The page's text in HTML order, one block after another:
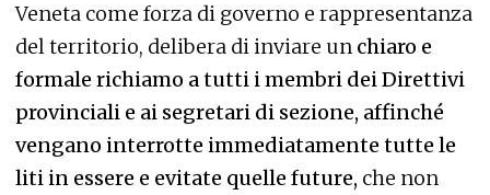
Veneta come forza di governo e rappresentanza
del territorio, delibera di inviare un chiaro e
formale richiamo a tutti i membri dei Direttivi
provinciali e ai segretari di sezione, affinché
vengano interrotte immediatamente tutte le
liti in essere e evitate quelle future, che non